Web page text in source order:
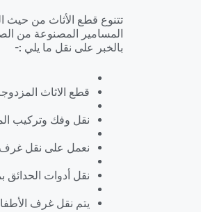
تتنوع قطع الأثاث من حيث
المسامير المصنوعة من
بالخبر على نقل ما يلي :-
قطع الاثاث
نقل وفك وتركيب
نعمل على نقل غرف
نقل أدوات الحدائق
يتم نقل غرف